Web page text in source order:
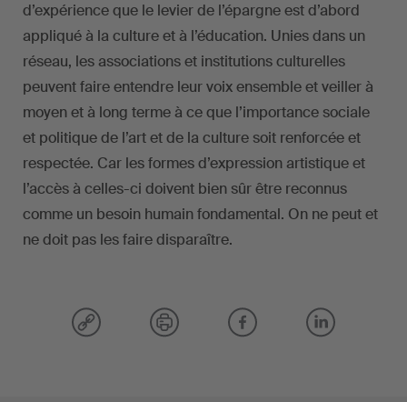
d’expérience que le levier de l’épargne est d’abord
appliqué à la culture et à l’éducation. Unies dans un
réseau, les associations et institutions culturelles
peuvent faire entendre leur voix ensemble et veiller à
moyen et à long terme à ce que l’importance sociale
et politique de l’art et de la culture soit renforcée et
respectée. Car les formes d’expression artistique et
l’accès à celles-ci doivent bien sûr être reconnus
comme un besoin humain fondamental. On ne peut et
ne doit pas les faire disparaître.